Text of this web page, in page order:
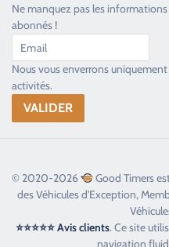
Ne manquez pas les
abonnés !
Nous vous enverrons
activités.
© 2020-2026 Good Timers
des Véhicules d'Exception,
⭐⭐⭐⭐⭐ Avis clients. Ce site
navigation